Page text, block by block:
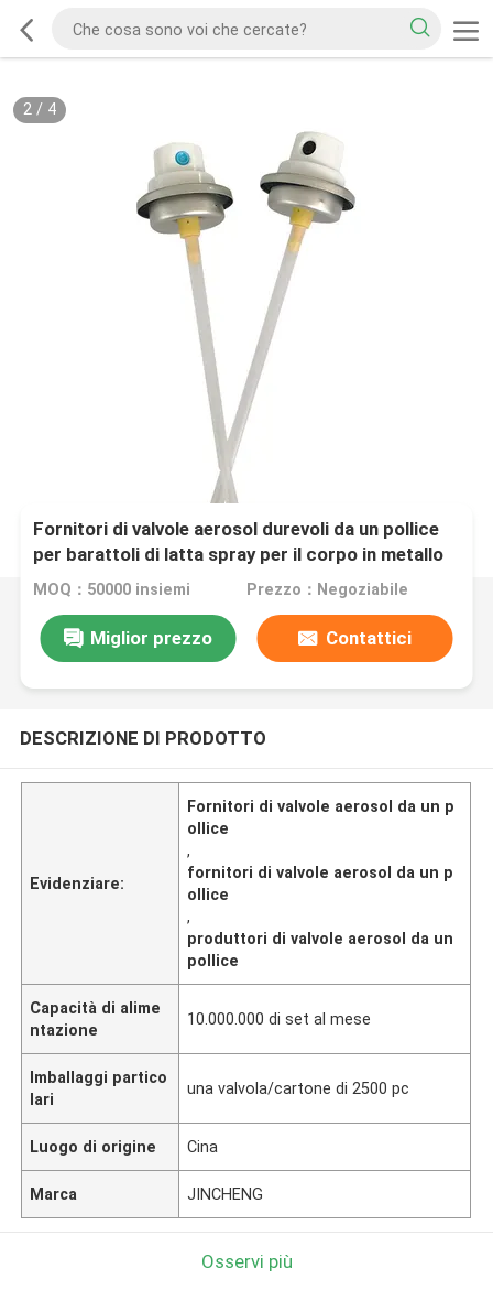
2/ 4
Fornitori di valvole aerosol durevoli da un pollice
per barattoli di latta spray per il corpo in metallo
MOQ：50000 insiemi Prezzo：Negoziabile
Miglior prezzo Contattici
DESCRIZIONE DI PRODOTTO
Evidenziare:
Fornitori di valvole aerosol da un p
ollice
,
fornitori di valvole aerosol da un p
ollice
,
produttori di valvole aerosol da un
pollice
Capacità di alime
ntazione
10.000.000 di set al mese
Imballaggi partico
lari
una valvola/cartone di 2500 pc
Luogo di origine Cina
Marca JINCHENG
Osservi più